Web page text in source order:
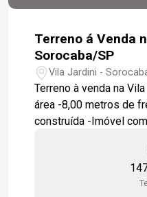
Terreno á Venda
Sorocaba/SP
Vila Jardini -
Terreno à venda na Vila Jardini -
área -8,00 metros de
construída -Imóvel
6 minutos do Terminal
minutos do Shopping
Rodoviária de